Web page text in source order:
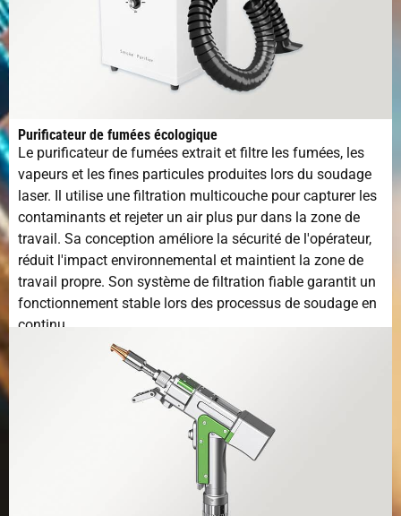
Eau froide
20-200 kHz
Tension et
fréquence
380 V/220 V 50/60 h
Environnement
de travail
10-40℃
humidité
d'exploitation
5-95%
Purificateur de fumées écologique
Le purificateur de fumées extrait et filtre les fumées, les
vapeurs et les fines particules produites lors du soudage
laser. Il utilise une filtration multicouche pour capturer les
contaminants et rejeter un air plus pur dans la zone de
travail. Sa conception améliore la sécurité de l'opérateur,
réduit l'impact environnemental et maintient la zone de
travail propre. Son système de filtration fiable garantit un
fonctionnement stable lors des processus de soudage en
continu.